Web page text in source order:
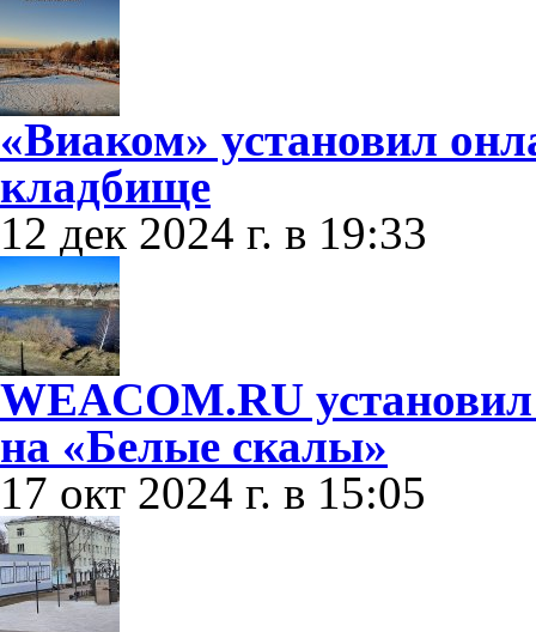
«Виаком» установил
кладбище
12 дек 2024 г. в 19:33
WEACOM.RU
на «Белые скалы»
17 окт 2024 г. в 15:05